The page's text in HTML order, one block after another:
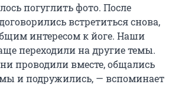
погуглить фото. После
встретиться снова,
интересом к йоге. Наши
переходили на другие темы.
проводили вместе, общались
и подружились, — вспоминает